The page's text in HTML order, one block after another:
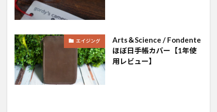
エイジング
Arts＆Science / Fondente
ほぼ日手帳カバー【1年使
用レビュー】